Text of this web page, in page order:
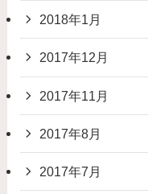
2018年1月
2017年12月
2017年11月
2017年8月
2017年7月